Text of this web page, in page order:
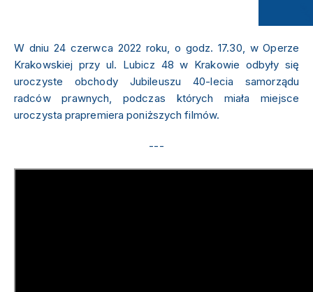
W dniu 24 czerwca 2022 roku, o godz. 17.30, w Operze
Krakowskiej przy ul. Lubicz 48 w Krakowie odbyły się
uroczyste obchody Jubileuszu 40-lecia samorządu
radców prawnych, podczas których miała miejsce
uroczysta prapremiera poniższych filmów.
---